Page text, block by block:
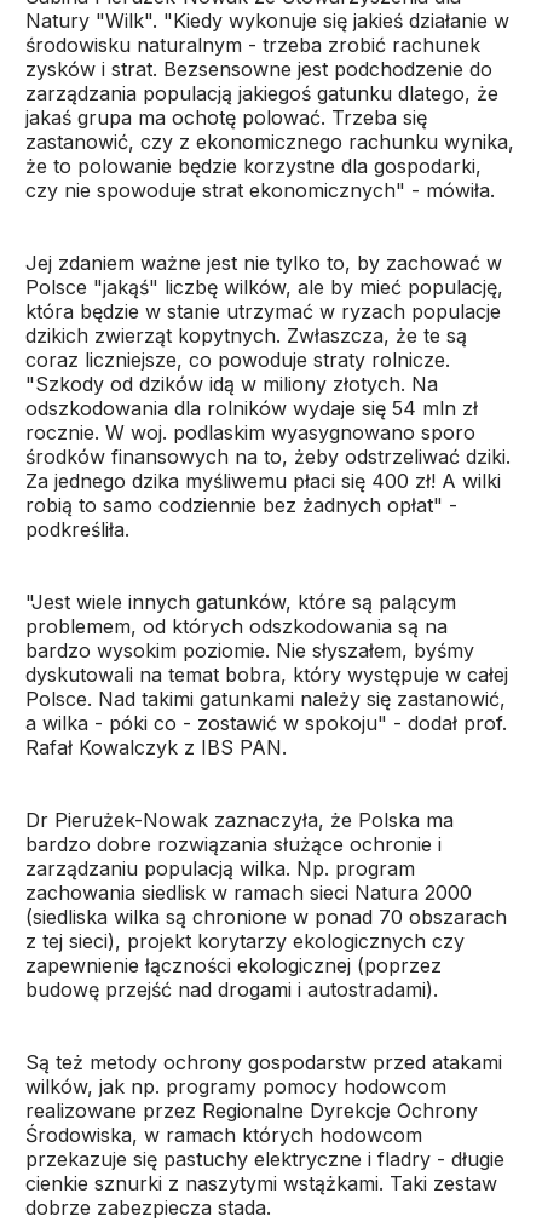
Natury "Wilk". "Kiedy wykonuje się jakieś działanie w
środowisku naturalnym - trzeba zrobić rachunek
zysków i strat. Bezsensowne jest podchodzenie do
zarządzania populacją jakiegoś gatunku dlatego, że
jakaś grupa ma ochotę polować. Trzeba się
zastanowić, czy z ekonomicznego rachunku wynika,
że to polowanie będzie korzystne dla gospodarki,
czy nie spowoduje strat ekonomicznych" - mówiła.
Jej zdaniem ważne jest nie tylko to, by zachować w
Polsce "jakąś" liczbę wilków, ale by mieć populację,
która będzie w stanie utrzymać w ryzach populacje
dzikich zwierząt kopytnych. Zwłaszcza, że te są
coraz liczniejsze, co powoduje straty rolnicze.
"Szkody od dzików idą w miliony złotych. Na
odszkodowania dla rolników wydaje się 54 mln zł
rocznie. W woj. podlaskim wyasygnowano sporo
środków finansowych na to, żeby odstrzeliwać dziki.
Za jednego dzika myśliwemu płaci się 400 zł! A wilki
robią to samo codziennie bez żadnych opłat" -
podkreśliła.
"Jest wiele innych gatunków, które są palącym
problemem, od których odszkodowania są na
bardzo wysokim poziomie. Nie słyszałem, byśmy
dyskutowali na temat bobra, który występuje w całej
Polsce. Nad takimi gatunkami należy się zastanowić,
a wilka - póki co - zostawić w spokoju" - dodał prof.
Rafał Kowalczyk z IBS PAN.
Dr Pierużek-Nowak zaznaczyła, że Polska ma
bardzo dobre rozwiązania służące ochronie i
zarządzaniu populacją wilka. Np. program
zachowania siedlisk w ramach sieci Natura 2000
(siedliska wilka są chronione w ponad 70 obszarach
z tej sieci), projekt korytarzy ekologicznych czy
zapewnienie łączności ekologicznej (poprzez
budowę przejść nad drogami i autostradami).
Są też metody ochrony gospodarstw przed atakami
wilków, jak np. programy pomocy hodowcom
realizowane przez Regionalne Dyrekcje Ochrony
Środowiska, w ramach których hodowcom
przekazuje się pastuchy elektryczne i fladry - długie
cienkie sznurki z naszytymi wstążkami. Taki zestaw
dobrze zabezpiecza stada.